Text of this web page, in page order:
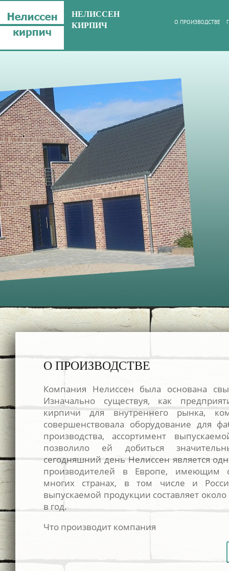
НЕЛИССЕН
КИРПИЧ
О ПРОИЗВОДСТВЕ
О ПРОИЗВОДСТВЕ
Компания Нелиссен была основана
Изначально существуя, как
кирпичи для внутреннего рынка,
совершенствовала оборудование для
производства, ассортимент
позволило ей добиться
сегодняшний день Нелиссен является
производителей в Европе, имеющим
многих странах, в том числе и
выпускаемой продукции составляет
в год.
Что производит компания